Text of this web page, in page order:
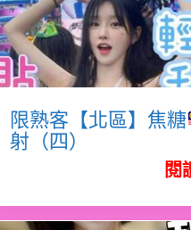
限熟客【北區】焦糖
射（四）
閱